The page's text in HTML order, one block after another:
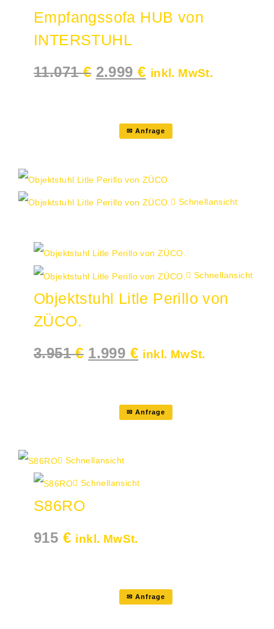
✉ Anfrage
Empfangssofa HUB von
INTERSTUHL
11.071€ Ursprünglicher
Preis
2.999€Aktueller
Preis
inkl. MwSt.
Schnellansicht
✉ Anfrage
Schnellansicht
Objektstuhl Litle Perillo von
ZÜCO.
3.951€ Ursprünglicher
Preis
1.999 €Aktueller
Preis
inkl. MwSt.
Schnellansicht
✉ Anfrage
Schnellansicht
S86RO
915 € inkl. MwSt.